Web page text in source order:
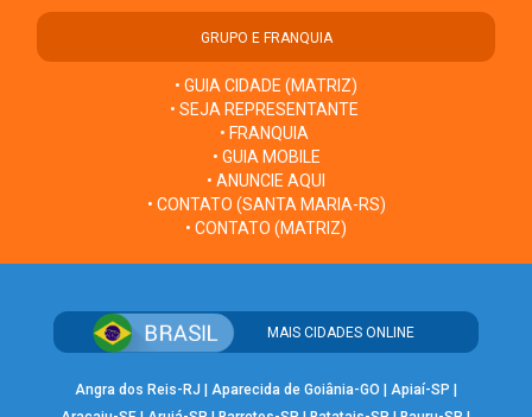
GRUPO E FRANQUIA
• GUIA CIDADE (MATRIZ)
• SEJA REPRESENTANTE
• FRANQUIA
• GUIA MOBILE
• ANUNCIE AQUI
• CONTATO (SANTA MARIA-RS)
• CONTATO (MATRIZ)
MAIS CIDADES ONLINE
Angra dos Reis-RJ Aparecida de Goiânia-GO Apiaí-SP